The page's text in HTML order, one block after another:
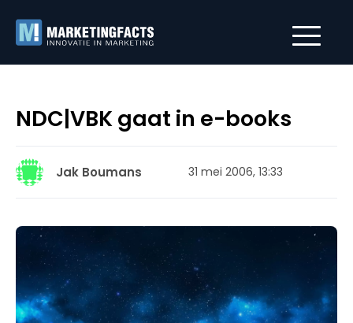
NDC|VBK gaat in e-books
Jak Boumans 31 mei 2006, 13:33